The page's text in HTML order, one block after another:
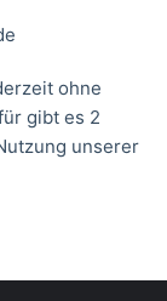
ohne
gibt es 2
unserer